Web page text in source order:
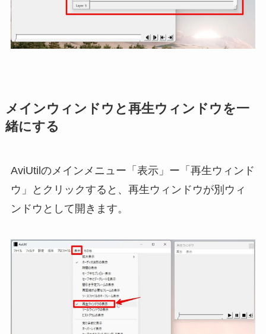
メインウィンドウと再生ウィンドウを一
緒にする
AviUtilのメインメニュー「表示」ー「再生ウィンド
ウ」とクリックすると、再生ウィンドウが別ウィ
ンドウとして開きます。